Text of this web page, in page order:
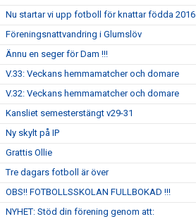
Nu startar vi upp fotboll för knattar födda 2016
Föreningsnattvandring i Glumslöv
Ännu en seger för Dam !!!
V.33: Veckans hemmamatcher och domare
V.32: Veckans hemmamatcher och domare
Kansliet semesterstängt v29-31
Ny skylt på IP
Grattis Ollie
Tre dagars fotboll är över
OBS!! FOTBOLLSSKOLAN FULLBOKAD !!!
NYHET: Stöd din förening genom att: